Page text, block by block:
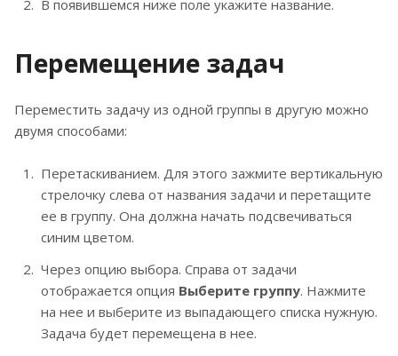
В появившемся ниже поле укажите название.
Перемещение задач
Переместить задачу из одной группы в другую можно
двумя способами:
Перетаскиванием. Для этого зажмите вертикальную
стрелочку слева от названия задачи и перетащите
ее в группу. Она должна начать подсвечиваться
синим цветом.
Через опцию выбора. Справа от задачи
отображается опция Выберите группу. Нажмите
на нее и выберите из выпадающего списка нужную.
Задача будет перемещена в нее.